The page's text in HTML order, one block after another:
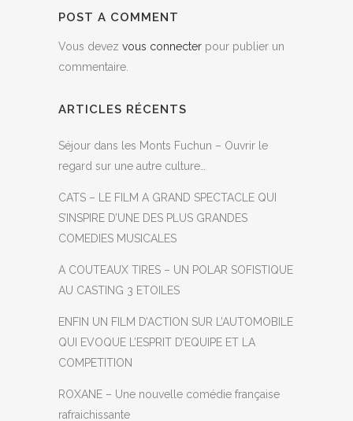
POST A COMMENT
Vous devez vous connecter pour publier un
commentaire.
ARTICLES RÉCENTS
Séjour dans les Monts Fuchun – Ouvrir le
regard sur une autre culture…
CATS – LE FILM A GRAND SPECTACLE QUI
S’INSPIRE D’UNE DES PLUS GRANDES
COMEDIES MUSICALES
A COUTEAUX TIRES – UN POLAR SOFISTIQUE
AU CASTING 3 ETOILES
ENFIN UN FILM D’ACTION SUR L’AUTOMOBILE
QUI EVOQUE L’ESPRIT D’EQUIPE ET LA
COMPETITION
ROXANE – Une nouvelle comédie française
rafraichissante